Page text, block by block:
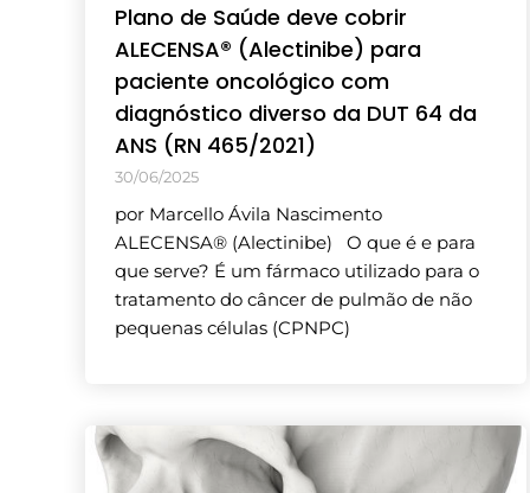
Plano de Saúde deve cobrir
ALECENSA® (Alectinibe) para
paciente oncológico com
diagnóstico diverso da DUT 64 da
ANS (RN 465/2021)
30/06/2025
por Marcello Ávila Nascimento
ALECENSA® (Alectinibe) O que é e para
que serve? É um fármaco utilizado para o
tratamento do câncer de pulmão de não
pequenas células (CPNPC)